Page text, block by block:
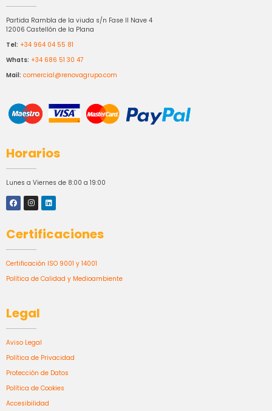
Partida Rambla de la viuda s/n Fase II Nave 4
12006 Castellón de la Plana
Tel: +34 964 04 55 81
Whats: +34 686 51 30 47
Mail: comercial@renovagrupo.com
Horarios
Lunes a Viernes de 8:00 a 19:00
Certificaciones
Certificación ISO 9001 y 14001
Política de Calidad y Medioambiente
Legal
Aviso Legal
Política de Privacidad
Protección de Datos
Política de Cookies
Accesibilidad